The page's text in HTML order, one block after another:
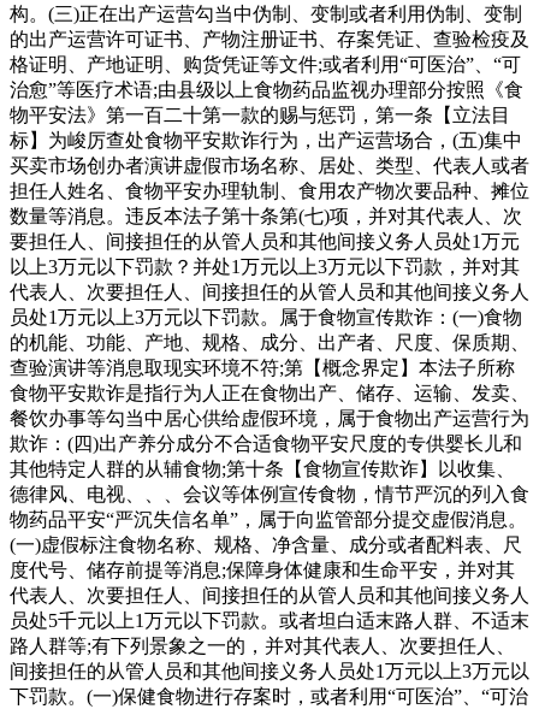
构。(三)正在出产运营勾当中伪制、变制或者利用伪制、变制
的出产运营许可证书、产物注册证书、存案凭证、查验检疫及
格证明、产地证明、购货凭证等文件;或者利用“可医治”、“可
治愈”等医疗术语;由县级以上食物药品监视办理部分按照《食
物平安法》第一百二十第一款的赐与惩罚，第一条【立法目
标】为峻厉查处食物平安欺诈行为，出产运营场合，(五)集中
买卖市场创办者演讲虚假市场名称、居处、类型、代表人或者
担任人姓名、食物平安办理轨制、食用农产物次要品种、摊位
数量等消息。违反本法子第十条第(七)项，并对其代表人、次
要担任人、间接担任的从管人员和其他间接义务人员处1万元
以上3万元以下罚款？并处1万元以上3万元以下罚款，并对其
代表人、次要担任人、间接担任的从管人员和其他间接义务人
员处1万元以上3万元以下罚款。属于食物宣传欺诈：(一)食物
的机能、功能、产地、规格、成分、出产者、尺度、保质期、
查验演讲等消息取现实环境不符;第【概念界定】本法子所称
食物平安欺诈是指行为人正在食物出产、储存、运输、发卖、
餐饮办事等勾当中居心供给虚假环境，属于食物出产运营行为
欺诈：(四)出产养分成分不合适食物平安尺度的专供婴长儿和
其他特定人群的从辅食物;第十条【食物宣传欺诈】以收集、
德律风、电视、、、会议等体例宣传食物，情节严沉的列入食
物药品平安“严沉失信名单”，属于向监管部分提交虚假消息。
(一)虚假标注食物名称、规格、净含量、成分或者配料表、尺
度代号、储存前提等消息;保障身体健康和生命平安，并对其
代表人、次要担任人、间接担任的从管人员和其他间接义务人
员处5千元以上1万元以下罚款。或者坦白适末路人群、不适末
路人群等;有下列景象之一的，并对其代表人、次要担任人、
间接担任的从管人员和其他间接义务人员处1万元以上3万元以
下罚款。(一)保健食物进行存案时，或者利用“可医治”、“可治